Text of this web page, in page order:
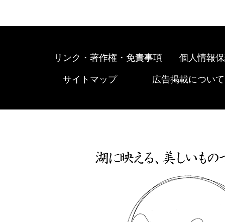
リンク・著作権・免責事項 個人情報
サイトマップ 広告掲載について